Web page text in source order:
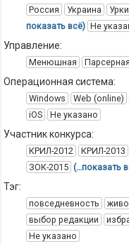
Россия Украина
показать всё) Не
Управление:
Менюшная Парсерная
Операционная система:
Windows Web (online)
iOS
Не указано
Участник конкурса:
КРИЛ-2012 КРИЛ-2013
ЗОК-2015 (…показать
Тэг:
повседневность
выбор редакции
Не указано